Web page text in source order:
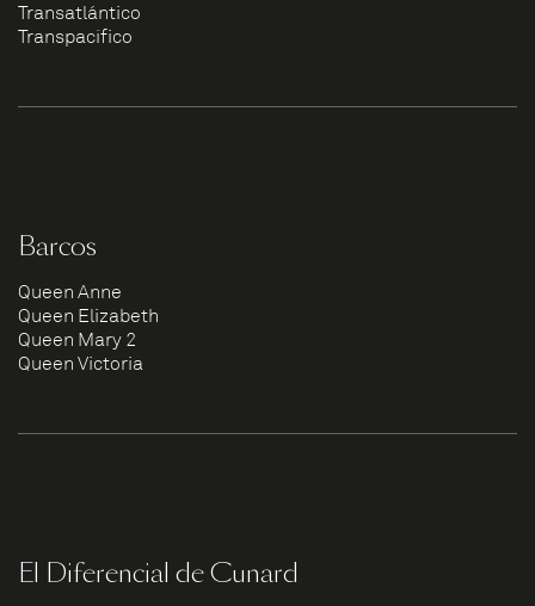
Transatlántico
Transpacífico
Barcos
Queen Anne
Queen Elizabeth
Queen Mary 2
Queen Victoria
El Diferencial de Cunard